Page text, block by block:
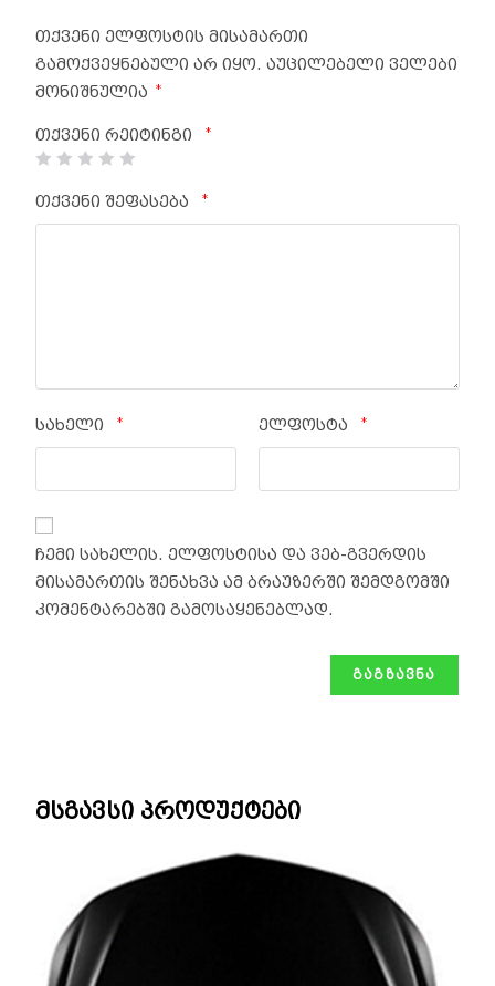
თქვენი ელფოსტის მისამართი
გამოქვეყნებული არ იყო. აუცილებელი ველები
მონიშნულია
*
თქვენი რეიტინგი *
თქვენი შეფასება *
სახელი * ელფოსტა *
ჩემი სახელის. ელფოსტისა და ვებ-გვერდის
მისამართის შენახვა ამ ბრაუზერში შემდგომში
კომენტარებში გამოსაყენებლად.
მსგავსი პროდუქტები